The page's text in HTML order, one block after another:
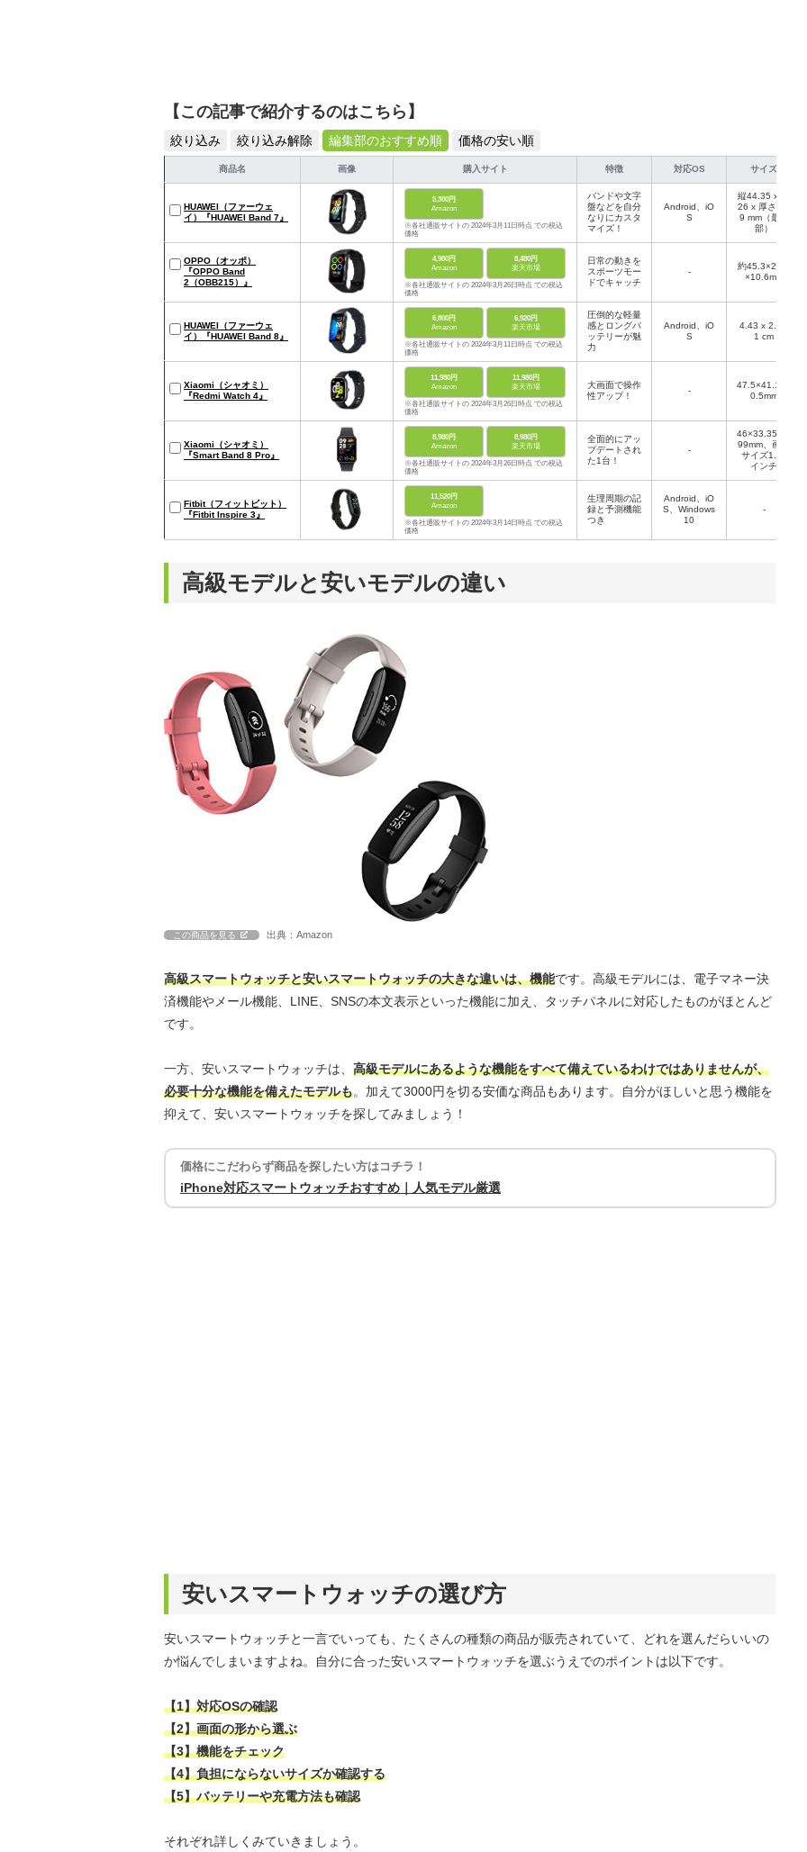
【この記事で紹介するのはこちら】
絞り込み 絞り込み解除 編集部のおすすめ順 価格の安い順
商品名 画像 購入サイト 特徴 対応OS サイズ
HUAWEI（ファーウェ
イ）『HUAWEI Band 7』
5,300円
Amazon
※各社通販サイトの 2024年3月11日時点 での税込
価格
バンドや文字
盤などを自分
なりにカスタ
マイズ！
Android、iO
S
縦44.35 x 横
26 x 厚さ9.9
9 mm（最薄
部）
OPPO（オッポ）
『OPPO Band
2（OBB215）』
4,980円
Amazon
8,480円
楽天市場
※各社通販サイトの 2024年3月26日時点 での税込
価格
日常の動きを
スポーツモー
ドでキャッチ
-
約45.3×29.1
×10.6mm
HUAWEI（ファーウェ
イ）『HUAWEI Band 8』
6,800円
Amazon
6,920円
楽天市場
※各社通販サイトの 2024年3月11日時点 での税込
価格
圧倒的な軽量
感とロングバ
ッテリーが魅
力
Android、iO
S
4.43 x 2.6 x
1 cm
Xiaomi（シャオミ）
『Redmi Watch 4』
11,980円
Amazon
11,980円
楽天市場
※各社通販サイトの 2024年3月26日時点 での税込
価格
大画面で操作
性アップ！
-
47.5×41.1×1
0.5mm
Xiaomi（シャオミ）
『Smart Band 8 Pro』
8,980円
Amazon
8,980円
楽天市場
※各社通販サイトの 2024年3月26日時点 での税込
価格
全面的にアッ
プデートされ
た1台！
-
46×33.35×9.
99mm、画面
サイズ1.74
インチ
Fitbit（フィットビット）
『Fitbit Inspire 3』
11,520円
Amazon
※各社通販サイトの 2024年3月14日時点 での税込
価格
生理周期の記
録と予測機能
つき
Android、iO
S、Windows
10
-
高級モデルと安いモデルの違い
この商品を見る 出典：Amazon
高級スマートウォッチと安いスマートウォッチの大きな違いは、機能です。高級モデルには、電子マネー決
済機能やメール機能、LINE、SNSの本文表示といった機能に加え、タッチパネルに対応したものがほとんど
です。
一方、安いスマートウォッチは、 高級モデルにあるような機能をすべて備えているわけではありませんが、
必要十分な機能を備えたモデルも。加えて3000円を切る安価な商品もあります。自分がほしいと思う機能を
抑えて、安いスマートウォッチを探してみましょう！
価格にこだわらず商品を探したい方はコチラ！
iPhone対応スマートウォッチおすすめ｜人気モデル厳選
安いスマートウォッチの選び方
安いスマートウォッチと一言でいっても、たくさんの種類の商品が販売されていて、どれを選んだらいいの
か悩んでしまいますよね。自分に合った安いスマートウォッチを選ぶうえでのポイントは以下です。
【1】対応OSの確認
【2】画面の形から選ぶ
【3】機能をチェック
【4】負担にならないサイズか確認する
【5】バッテリーや充電方法も確認
それぞれ詳しくみていきましょう。